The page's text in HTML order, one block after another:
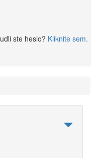
ste heslo? Kliknite sem.